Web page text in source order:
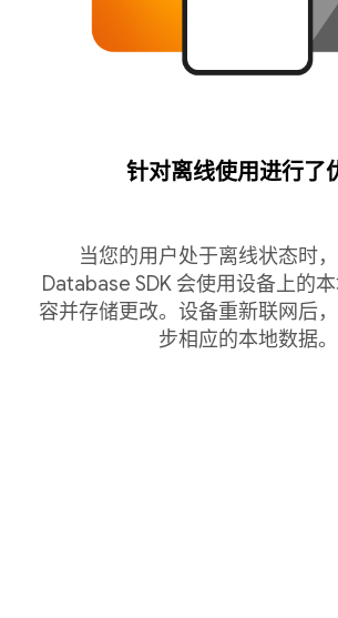
针对离线使用进行了
当您的用户处于离线状态时
Database SDK 会使用设备上的
容并存储更改。设备重新联网后
步相应的本地数据。